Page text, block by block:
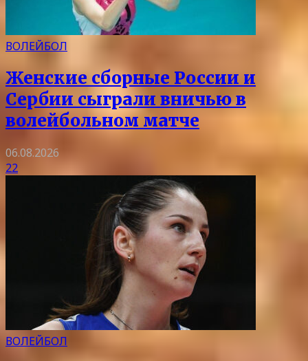
ВОЛЕЙБОЛ
Женские сборные России и
Сербии сыграли вничью в
волейбольном матче
06.08.2026
22
ВОЛЕЙБОЛ